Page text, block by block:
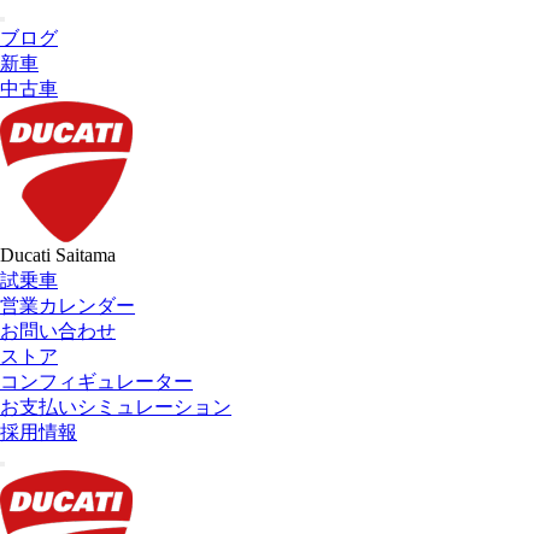
ブログ
新車
中古車
Ducati Saitama
試乗車
営業カレンダー
お問い合わせ
ストア
コンフィギュレーター
お支払いシミュレーション
採用情報